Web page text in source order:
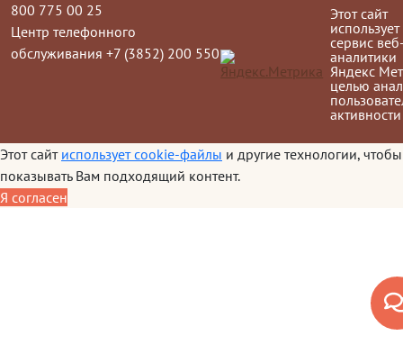
800 775 00 25
Центр телефонного
обслуживания +7 (3852) 200 550
Этот сайт
использует
сервис
аналитики
Яндекс
целью
активности
Этот сайт использует cookie-файлы и другие технологии, чтобы
показывать Вам подходящий контент.
Я согласен